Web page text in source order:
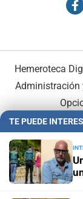
Hemeroteca
Administración
TE PUEDE